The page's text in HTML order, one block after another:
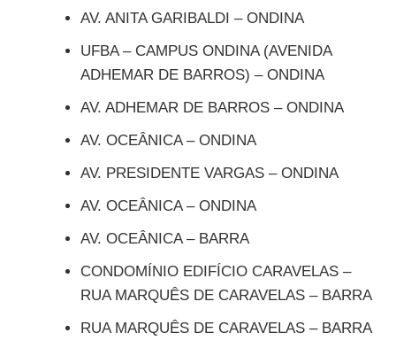
AV. ANITA GARIBALDI – ONDINA
UFBA – CAMPUS ONDINA (AVENIDA
ADHEMAR DE BARROS) – ONDINA
AV. ADHEMAR DE BARROS – ONDINA
AV. OCEÂNICA – ONDINA
AV. PRESIDENTE VARGAS – ONDINA
AV. OCEÂNICA – ONDINA
AV. OCEÂNICA – BARRA
CONDOMÍNIO EDIFÍCIO CARAVELAS –
RUA MARQUÊS DE CARAVELAS – BARRA
RUA MARQUÊS DE CARAVELAS – BARRA